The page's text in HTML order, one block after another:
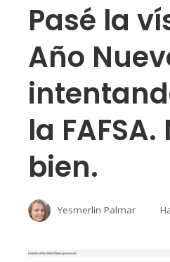
Pasé la
Año
la
bien.
Yesmerlin Palmar